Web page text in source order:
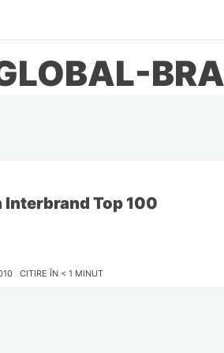
Interbrand Top 100
CITIRE ÎN < 1 MINUT